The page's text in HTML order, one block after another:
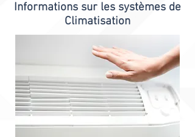
Informations sur les systèmes de
Climatisation